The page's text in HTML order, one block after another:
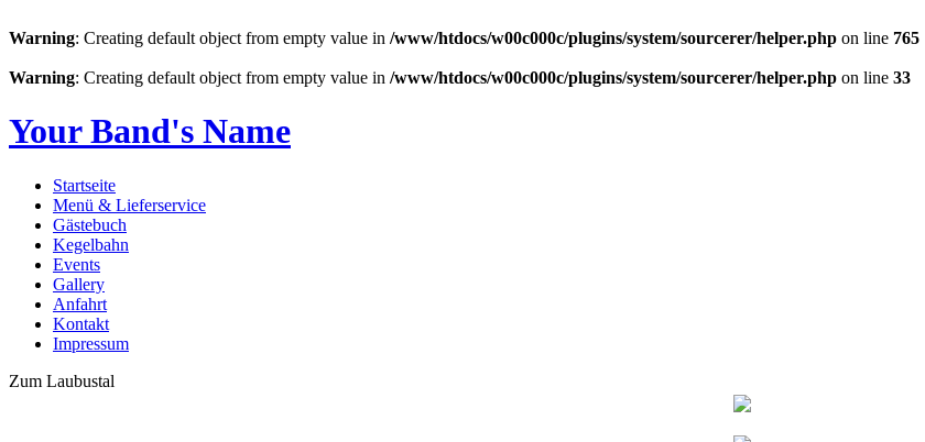
Warning: Creating default object from empty value in /www/htdocs/w00c000c/plugins/system/sourcerer/helper.php on line 765
Warning: Creating default object from empty value in /www/htdocs/w00c000c/plugins/system/sourcerer/helper.php on line 33
Your Band's Name
Startseite
Menü & Lieferservice
Gästebuch
Kegelbahn
Events
Gallery
Anfahrt
Kontakt
Impressum
Zum Laubustal